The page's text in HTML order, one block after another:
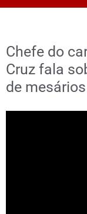
Chefe do
Cruz fala
de mesários